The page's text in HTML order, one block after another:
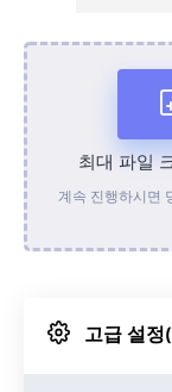
최대 파일
계속 진행하시면
고급 설정